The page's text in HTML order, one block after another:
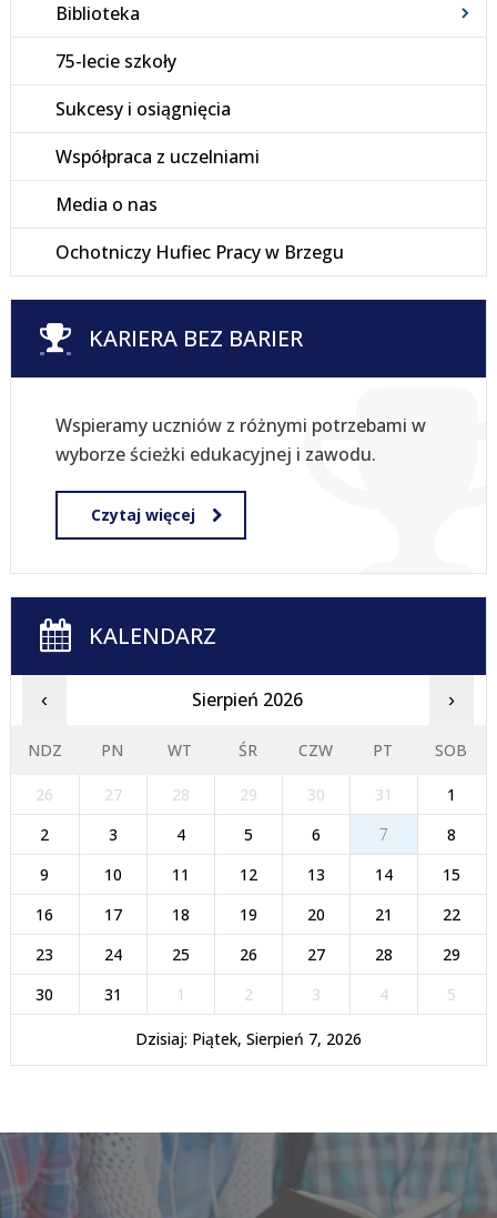
Biblioteka
75-lecie szkoły
Sukcesy i osiągnięcia
Współpraca z uczelniami
Media o nas
Ochotniczy Hufiec Pracy w Brzegu
KARIERA BEZ BARIER
Wspieramy uczniów z różnymi potrzebami w
wyborze ścieżki edukacyjnej i zawodu.
Czytaj więcej
KALENDARZ
‹ Sierpień 2026 ›
NDZ PN WT ŚR CZW PT SOB
26 27 28 29 30 31
1
2
3 4 5 6 7
8
9
10 11 12 13 14
15
16
17 18 19 20 21
22
23
24 25 26 27 28
29
30
31 1 2 3 4 5
Dzisiaj: Piątek, Sierpień 7, 2026